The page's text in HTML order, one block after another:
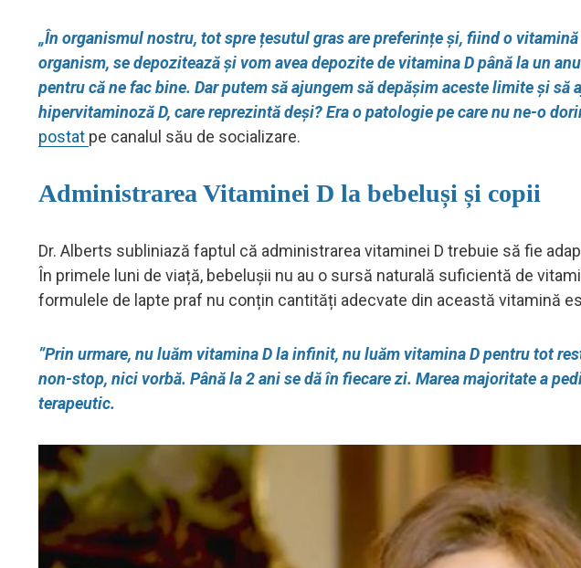
„În organismul nostru, tot spre țesutul gras are preferințe și, fiind o
organism, se depozitează și vom avea depozite de vitamina D până la un
pentru că ne fac bine. Dar putem să ajungem să depășim aceste limite și să
hipervitaminoză D, care reprezintă deși? Era o patologie pe care nu ne-o
postat pe canalul său de socializare.
Administrarea Vitaminei D la bebeluși și copii
Dr. Alberts subliniază faptul că administrarea vitaminei D trebuie să fie
În primele luni de viață, bebelușii nu au o sursă naturală suficientă de
formulele de lapte praf nu conțin cantități adecvate din această vitamină
”Prin urmare, nu luăm vitamina D la infinit, nu luăm vitamina D pentru tot
non-stop, nici vorbă. Până la 2 ani se dă în fiecare zi. Marea majoritate a
terapeutic.